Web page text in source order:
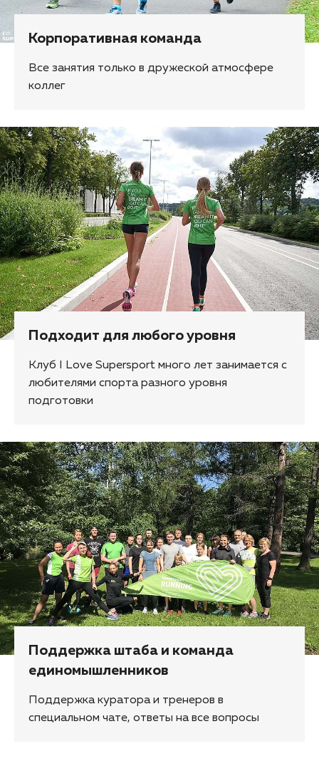
Корпоративная команда
Все занятия только в дружеской атмосфере
коллег
Подходит для любого уровня
Клуб I Love Supersport много лет занимается с
любителями спорта разного уровня
подготовки
Поддержка штаба и команда
единомышленников
Поддержка куратора и тренеров в
специальном чате, ответы на все вопросы